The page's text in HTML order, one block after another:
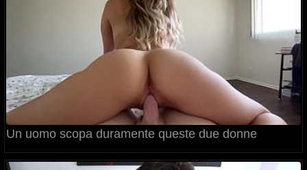
Un uomo scopa duramente queste due donne